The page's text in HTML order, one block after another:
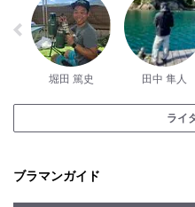
堀田 篤史 田中 隼人
ライ
ブラマンガイド